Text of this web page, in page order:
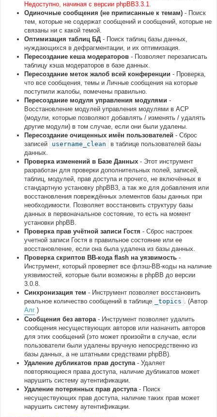
Недоступно, начиная с версии phpBB3.3.1.
Одиночные сообщения (не приписанные к темам) - Поиск
тем, которые не содержат сообщений и сообщений, которые не
связаны ни с какой темой.
Оптимизация таблиц БД - Поиск таблиц базы данных,
нуждающихся в дефрагментации, и их оптимизация.
Пересоздание кеша модераторов - Позволяет перезаписать
таблицу кэша модераторов в базе данных.
Пересоздание меток жалоб всей конференции - Проверка,
что все сообщения, темы и Личные сообщения на которые
поступили жалобы, помечены правильно.
Пересоздание модуля управления модулями -
Восстановление модулей управления модулями в АСР
(модули, которые позволяют добавлять / изменять / удалять
другие модули) в том случае, если они были удалены.
Пересоздание очищенных имён пользователей - Сброс
записей
username_clean
в таблице пользователей базы
данных.
Проверка изменений в Базе Данных - Этот инструмент
разработан для проверки дополнительных полей, записей,
таблиц, модулей, прав доступа и прочего, не включённых в
стандартную установку phpBB3, а так же для добавления или
восстановления повреждённых элементов базы данных при
необходимости. Позволяет восстановить структуру базы
данных в первоначальное состояние, то есть на момент
установки phpBB.
Проверка прав учётной записи Гостя - Сброс настроек
учетной записи Гостя в правильное состояние или ее
восстановление, если она была удалена из базы данных.
Проверка скриптов BB-кода flash на уязвимость -
Инструмент, который проверяет все флэш-BB-коды на наличие
уязвимостей, которые были возможны в phpBB до версии
3.0.8.
Синхронизация тем - Инструмент позволяет восстановить
реальное количество сообщений в таблице
_topics . (Автор
Алг )
Сообщения без автора- Инструмент позволяет удалить
сообщения несуществующих авторов или назначить авторов
для этих сообщений (это может произойти в случае, если
пользователи были удалены вручную непосредственно из
базы данных, а не штатными средствами phpBB).
Удаление дубликатов прав доступа- Удаляет
повторяющиеся права доступа, наличие дубликатов может
нарушить систему аутентификации.
Удаление потерянных прав доступа- Поиск
несуществующих прав доступа, наличие таких прав может
нарушить систему аутентификации.